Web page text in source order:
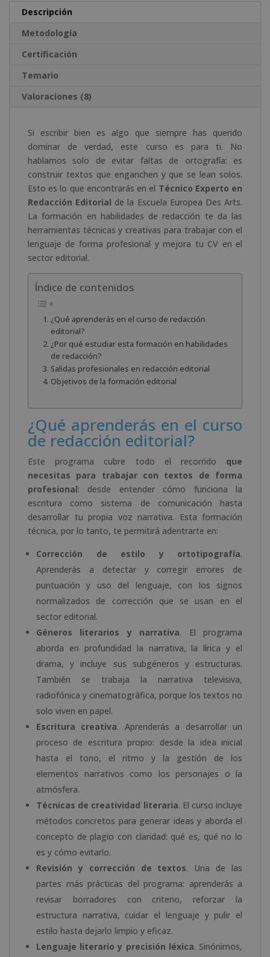
Descripción
Metodología
Certificación
Temario
Valoraciones (8)
Si escribir bien es algo que siempre has querido
dominar de verdad, este curso es para ti. No
hablamos solo de evitar faltas de ortografía: es
construir textos que enganchen y que se lean solos.
Esto es lo que encontrarás en el Técnico Experto en
Redacción Editorial de la Escuela Europea Des Arts.
La formación en habilidades de redacción te da las
herramientas técnicas y creativas para trabajar con el
lenguaje de forma profesional y mejora tu CV en el
sector editorial.
Índice de contenidos
¿Qué aprenderás en el curso de redacción
editorial?
¿Por qué estudiar esta formación en habilidades
de redacción?
Salidas profesionales en redacción editorial
Objetivos de la formación editorial
¿Qué aprenderás en el curso
de redacción editorial?
Este programa cubre todo el recorrido que
necesitas para trabajar con textos de forma
profesional: desde entender cómo funciona la
escritura como sistema de comunicación hasta
desarrollar tu propia voz narrativa. Esta formación
técnica, por lo tanto, te permitirá adentrarte en:
Corrección de estilo y ortotipografía.
Aprenderás a detectar y corregir errores de
puntuación y uso del lenguaje, con los signos
normalizados de corrección que se usan en el
sector editorial.
Géneros literarios y narrativa. El programa
aborda en profundidad la narrativa, la lírica y el
drama, y incluye sus subgéneros y estructuras.
También se trabaja la narrativa televisiva,
radiofónica y cinematográfica, porque los textos no
solo viven en papel.
Escritura creativa. Aprenderás a desarrollar un
proceso de escritura propio: desde la idea inicial
hasta el tono, el ritmo y la gestión de los
elementos narrativos como los personajes o la
atmósfera.
Técnicas de creatividad literaria. El curso incluye
métodos concretos para generar ideas y aborda el
concepto de plagio con claridad: qué es, qué no lo
es y cómo evitarlo.
Revisión y corrección de textos. Una de las
partes más prácticas del programa: aprenderás a
revisar borradores con criterio, reforzar la
estructura narrativa, cuidar el lenguaje y pulir el
estilo hasta dejarlo limpio y eficaz.
Lenguaje literario y precisión léxica. Sinónimos,